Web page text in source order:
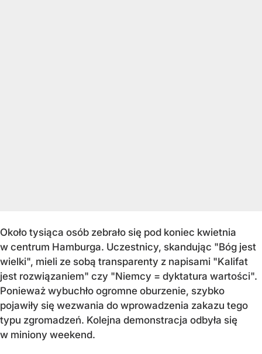
Około tysiąca osób zebrało się pod koniec kwietnia
w centrum Hamburga. Uczestnicy, skandując "Bóg jest
wielki", mieli ze sobą transparenty z napisami "Kalifat
jest rozwiązaniem" czy "Niemcy = dyktatura wartości".
Ponieważ wybuchło ogromne oburzenie, szybko
pojawiły się wezwania do wprowadzenia zakazu tego
typu zgromadzeń. Kolejna demonstracja odbyła się
w miniony weekend.